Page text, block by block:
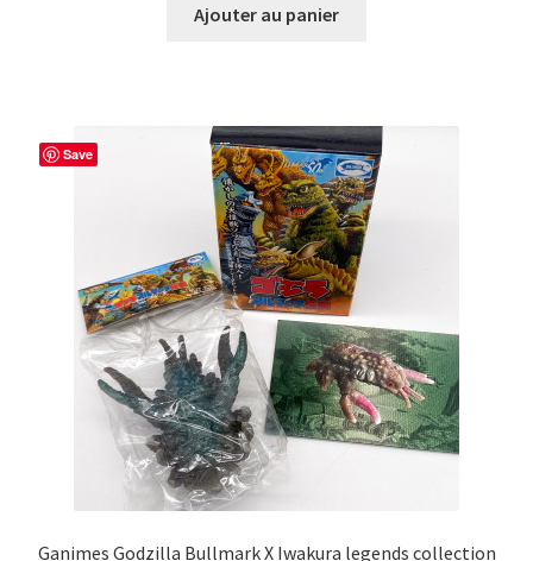
Ajouter au panier
Save
Ganimes Godzilla Bullmark X Iwakura legends collection